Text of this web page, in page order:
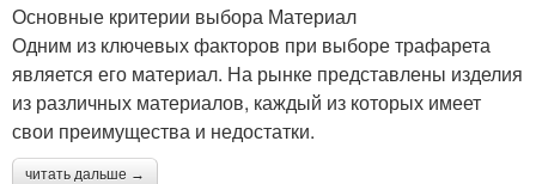
Основные критерии выбора Материал
Одним из ключевых факторов при выборе трафарета
является его материал. На рынке представлены изделия
из различных материалов, каждый из которых имеет
свои преимущества и недостатки.
читать дальше →